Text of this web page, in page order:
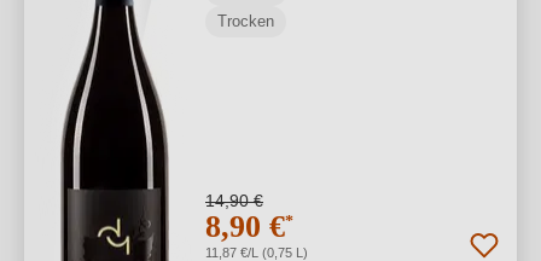
Trocken
14,90 €
8,90 €*
11,87 €/L (0,75 L)